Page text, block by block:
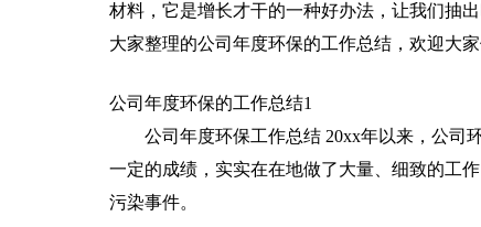
材料，它是增长才干的一种好办法，让我们抽
大家整理的公司年度环保的工作总结，欢迎大
公司年度环保的工作总结1
公司年度环保工作总结 20xx年以来，公司
一定的成绩，实实在在地做了大量、细致的工
污染事件。